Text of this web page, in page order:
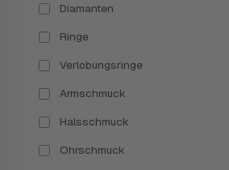
Diamanten
Ringe
Verlobungsringe
Armschmuck
Halsschmuck
Ohrschmuck